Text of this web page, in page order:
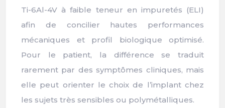
Ti-6Al-4V à faible teneur en impuretés (ELI)
afin de concilier hautes performances
mécaniques et profil biologique optimisé.
Pour le patient, la différence se traduit
rarement par des symptômes cliniques, mais
elle peut orienter le choix de l’implant chez
les sujets très sensibles ou polymétalliques.